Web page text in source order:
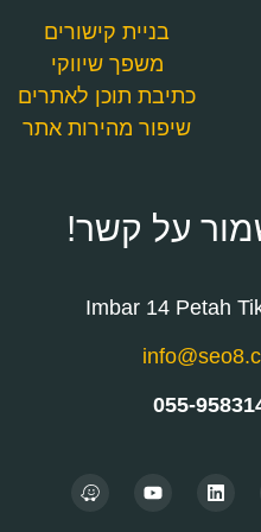
בניית קישורים
משפך שיווקי
כתיבת תוכן לאתרים
שיפור מהירות אתר
על קשר!
Imbar 14 Petah
055-